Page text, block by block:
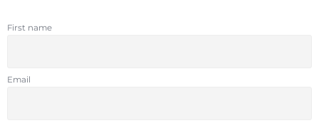
First name
Email